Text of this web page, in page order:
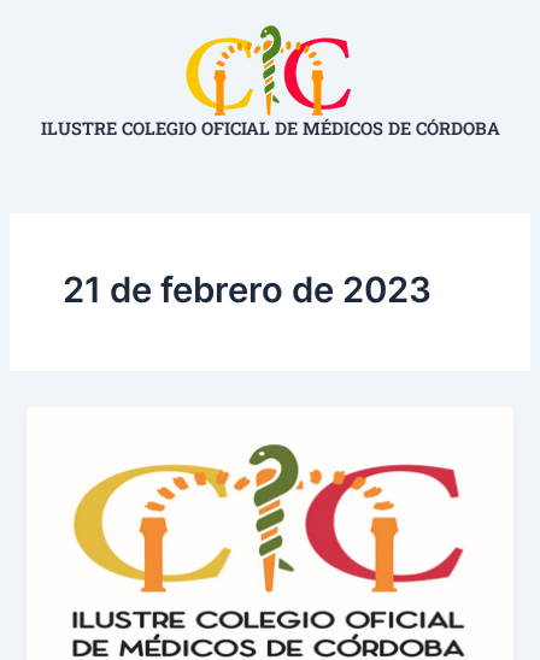
ILUSTRE COLEGIO OFICIAL DE MÉDICOS DE CÓRDOBA
21 de febrero de 2023